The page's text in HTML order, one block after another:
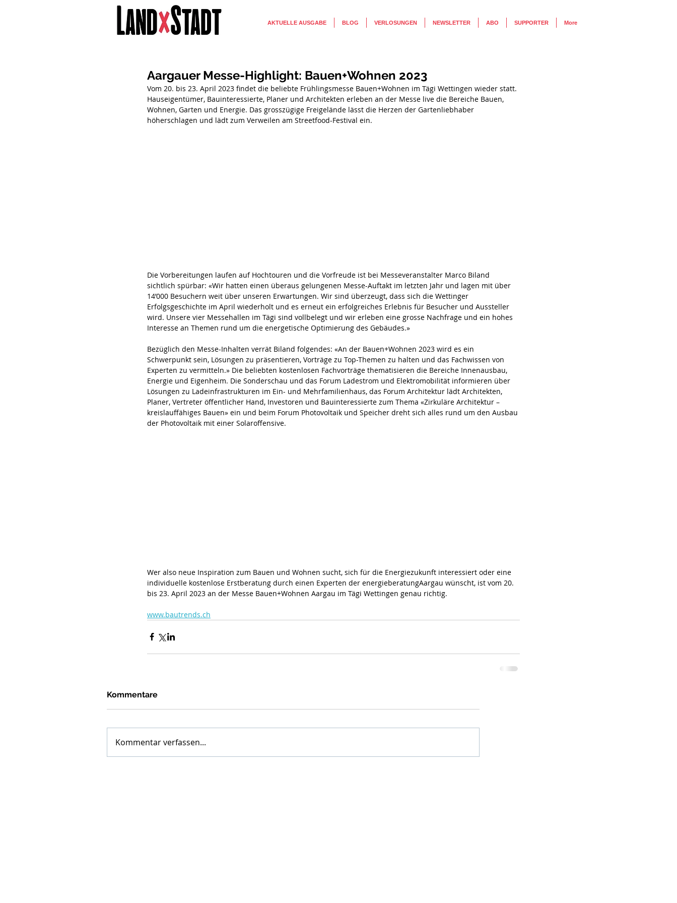
AKTUELLE AUSGABE BLOG VERLOSUNGEN NEWSLETTER ABO SUPPORTER More
Aargauer Messe-Highlight: Bauen+Wohnen 2023
Vom 20. bis 23. April 2023 findet die beliebte Frühlingsmesse Bauen+Wohnen im Tägi Wettingen wieder statt.
Hauseigentümer, Bauinteressierte, Planer und Architekten erleben an der Messe live die Bereiche Bauen,
Wohnen, Garten und Energie. Das grosszügige Freigelände lässt die Herzen der Gartenliebhaber
höherschlagen und lädt zum Verweilen am Streetfood-Festival ein.
Die Vorbereitungen laufen auf Hochtouren und die Vorfreude ist bei Messeveranstalter Marco Biland
sichtlich spürbar: «Wir hatten einen überaus gelungenen Messe-Auftakt im letzten Jahr und lagen mit über
14’000 Besuchern weit über unseren Erwartungen. Wir sind überzeugt, dass sich die Wettinger
Erfolgsgeschichte im April wiederholt und es erneut ein erfolgreiches Erlebnis für Besucher und Aussteller
wird. Unsere vier Messehallen im Tägi sind vollbelegt und wir erleben eine grosse Nachfrage und ein hohes
Interesse an Themen rund um die energetische Optimierung des Gebäudes.»
Bezüglich den Messe-Inhalten verrät Biland folgendes: «An der Bauen+Wohnen 2023 wird es ein
Schwerpunkt sein, Lösungen zu präsentieren, Vorträge zu Top-Themen zu halten und das Fachwissen von
Experten zu vermitteln.» Die beliebten kostenlosen Fachvorträge thematisieren die Bereiche Innenausbau,
Energie und Eigenheim. Die Sonderschau und das Forum Ladestrom und Elektromobilität informieren über
Lösungen zu Ladeinfrastrukturen im Ein- und Mehrfamilienhaus, das Forum Architektur lädt Architekten,
Planer, Vertreter öffentlicher Hand, Investoren und Bauinteressierte zum Thema «Zirkuläre Architektur –
kreislauffähiges Bauen» ein und beim Forum Photovoltaik und Speicher dreht sich alles rund um den Ausbau
der Photovoltaik mit einer Solaroffensive.
Wer also neue Inspiration zum Bauen und Wohnen sucht, sich für die Energiezukunft interessiert oder eine
individuelle kostenlose Erstberatung durch einen Experten der energieberatungAargau wünscht, ist vom 20.
bis 23. April 2023 an der Messe Bauen+Wohnen Aargau im Tägi Wettingen genau richtig.
www.bautrends.ch
Kommentare
Kommentar verfassen...